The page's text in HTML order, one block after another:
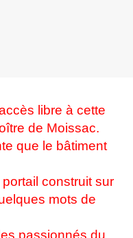
libre à cette
de Moissac.
que le bâtiment
construit sur
mots de
passionnés du